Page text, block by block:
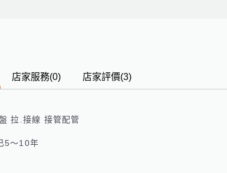
店家服務(0) 店家評價(3)
拉.接線 接管配管
5～10年